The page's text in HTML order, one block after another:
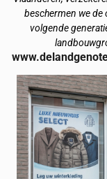
beschermen we
volgende